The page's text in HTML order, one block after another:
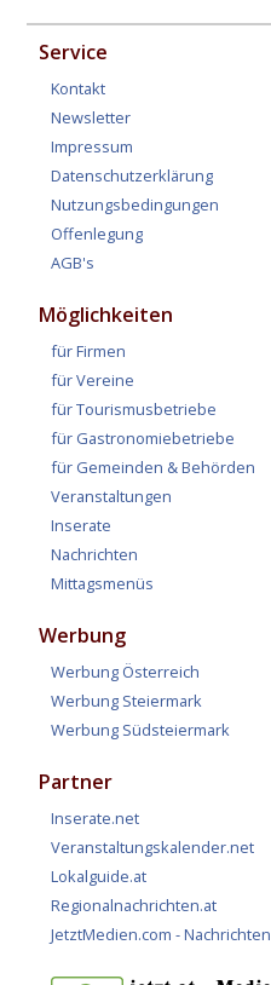
Service
Kontakt
Newsletter
Impressum
Datenschutzerklärung
Nutzungsbedingungen
Offenlegung
AGB's
Möglichkeiten
für Firmen
für Vereine
für Tourismusbetriebe
für Gastronomiebetriebe
für Gemeinden & Behörden
Veranstaltungen
Inserate
Nachrichten
Mittagsmenüs
Werbung
Werbung Österreich
Werbung Steiermark
Werbung Südsteiermark
Partner
Inserate.net
Veranstaltungskalender.net
Lokalguide.at
Regionalnachrichten.at
JetztMedien.com - Nachrichten